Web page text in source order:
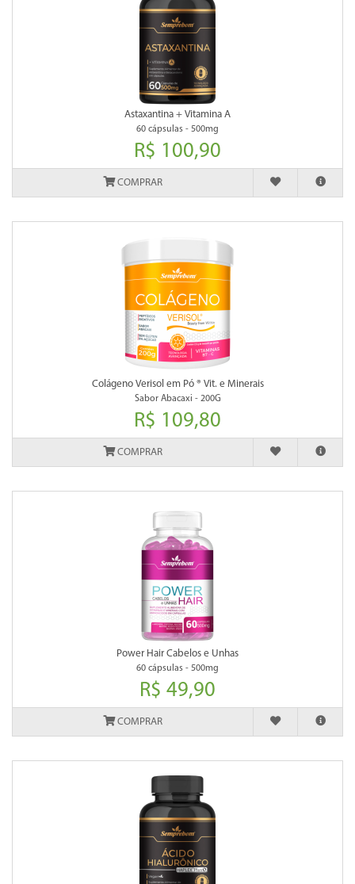
Astaxantina + Vitamina A
60 cápsulas - 500mg
R$ 100,90
COMPRAR
Colágeno Verisol em Pó ® Vit. e Minerais
Sabor Abacaxi - 200G
R$ 109,80
COMPRAR
Power Hair Cabelos e Unhas
60 cápsulas - 500mg
R$ 49,90
COMPRAR